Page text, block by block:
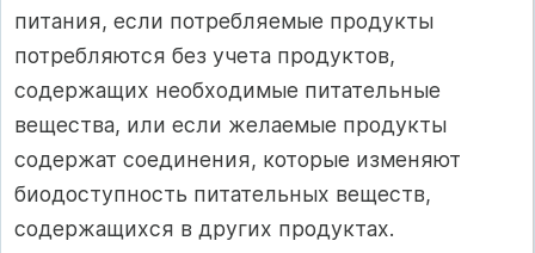
питания, если потребляемые продукты
потребляются без учета продуктов,
содержащих необходимые питательные
вещества, или если желаемые продукты
содержат соединения, которые изменяют
биодоступность питательных веществ,
содержащихся в других продуктах.